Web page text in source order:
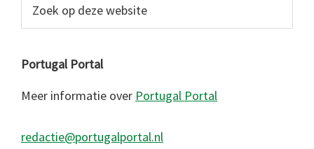
website
Portugal Portal
Meer informatie over Portugal Portal
redactie@portugalportal.nl